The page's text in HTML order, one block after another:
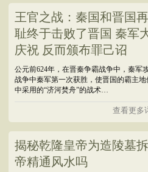
王官之战：秦国和晋国
耻终于击败了晋国 秦军
庆祝 反而颁布罪己诏
公元前624年，在晋秦争霸战争中，秦军
战争中秦军第一次获胜，使晋国的霸主
中采用的“济河焚舟”的战术…
查看更多
揭秘乾隆皇帝为造陵墓
帝精通风水吗